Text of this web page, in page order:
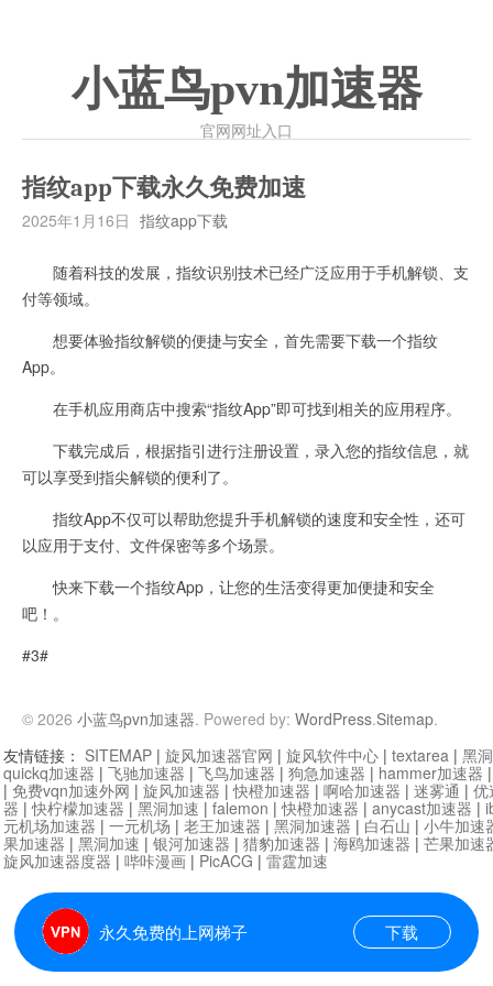
小蓝鸟pvn加速器
官网网址入口
指纹app下载永久免费加速
2025年1月16日 指纹app下载
随着科技的发展，指纹识别技术已经广泛应用于手机解锁、支
付等领域。
想要体验指纹解锁的便捷与安全，首先需要下载一个指纹
App。
在手机应用商店中搜索“指纹App”即可找到相关的应用程序。
下载完成后，根据指引进行注册设置，录入您的指纹信息，就
可以享受到指尖解锁的便利了。
指纹App不仅可以帮助您提升手机解锁的速度和安全性，还可
以应用于支付、文件保密等多个场景。
快来下载一个指纹App，让您的生活变得更加便捷和安全
吧！。
#3#
© 2026 小蓝鸟pvn加速器. Powered by: WordPress.Sitemap.
永久免费的上网梯子 下载
友情链接： SITEMAP | 旋风加速器官网 | 旋风软件中心 | textarea | 黑
quickq加速器 | 飞驰加速器 | 飞鸟加速器 | 狗急加速器 | hammer加速器
| 免费vqn加速外网 | 旋风加速器 |快橙加速器 | 啊哈加速器 | 迷雾通 | 优
器 |快柠檬加速器 | 黑洞加速 | falemon |快橙加速器 | anycast加速器 |
元机场加速器 | 一元机场 | 老王加速器 | 黑洞加速器 | 白石山 | 小牛加速
果加速器 | 黑洞加速 | 银河加速器 | 猎豹加速器 | 海鸥加速器 | 芒果加速
旋风加速器度器 | 哔咔漫画 | PicACG | 雷霆加速